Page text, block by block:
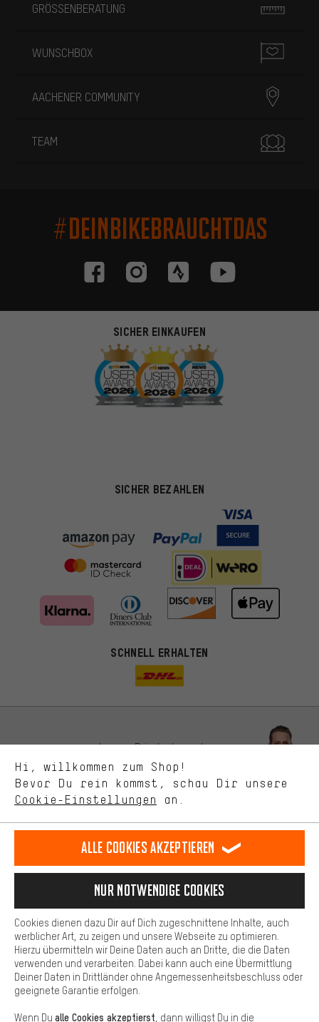
GRÖSSENBERATUNG
WUNSCHBOX
AACHENER COMMUNITY
TEAM
#DEINBIKEBRAUCHTDAS
SICHER EINKAUFEN
SICHER BEZAHLEN
SCHNELL ERHALTEN
Lass Dich beraten
Terminbuchung
Kontaktformular
Unsere Datenschutzerklärung
Sprache"
Deutsch english español français
VERTRAG WIDERRUFEN Aachener Community Affiliateprogramm
Impressum Datenschutz Allgemeine Geschäftsbedingungen
Hi, willkommen zum Shop!
Bevor Du rein kommst, schau Dir unsere
Cookie-Einstellungen an.
Du bekommst, statt zufälliger Werbung, genauer passende
Angebote von uns. Diese Cookies helfen uns, Deine Interessen
besser zu erkennen und Dir relevante Produkte und Tipps zu
Uns interessiert, was Du in unserem Shop suchst und brauchst.
selbst Einfluss auf die Verbesserung unserer Webseite und
unseres Shop-Angebots.
Dein Shopping-Erlebnis wird komfortabler. Mit Komfort-Cookies
stellen wir Verknüpfungen zu Social Media Plattformen her. So
können wir dir weitere nützliche Inhalte und Informationen zur
Verfügung stellen. Zudem hast du die Möglichkeit zusätzliche
Services zu nutzen, die es dir erleichtern die richtigen Produkte zu
finden. Beispielsweise bieten wir eine Chat-Funktion an, damit
Fragen schnell und unkompliziert beantwortet werden können.
Basis
Basis-Cookies gewährleisten, dass Du unsere Webseite
grundsätzlich nutzen kannst.
Alle Cookies akzeptieren
Nur Notwendige Cookies
Cookies dienen dazu Dir auf Dich zugeschnittene Inhalte, auch
werblicher Art, zu zeigen und unsere Webseite zu optimieren.
Hierzu übermitteln wir Deine Daten auch an Dritte, die die Daten
verwenden und verarbeiten. Dabei kann auch eine Übermittlung
Deiner Daten in Drittländer ohne Angemessenheitsbeschluss oder
geeignete Garantie erfolgen.
Wenn Du alle Cookies akzeptierst , dann willigst Du in die